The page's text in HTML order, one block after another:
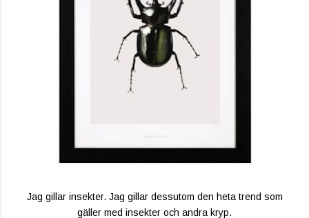
Jag gillar insekter. Jag gillar dessutom den heta trend som
gäller med insekter och andra kryp.